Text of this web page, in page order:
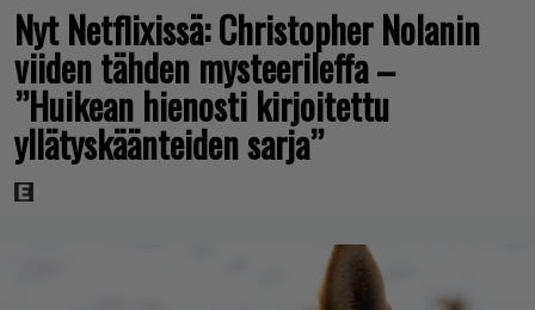
Nyt Netflixissä: Christopher Nolanin
viiden tähden mysteerileffa –
”Huikean hienosti kirjoitettu
yllätyskäänteiden sarja”